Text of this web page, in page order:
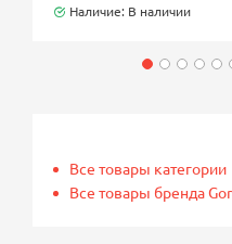
Наличие: В наличии
Все товары категории
Все товары бренда